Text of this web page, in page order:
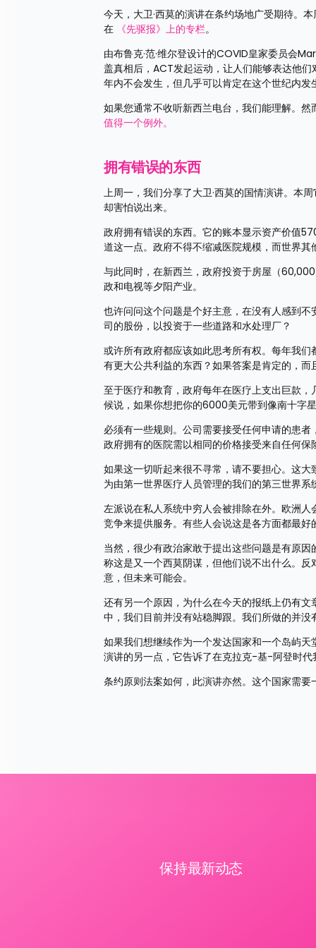
今天，大卫·西莫的演讲在条约场地广受期待。
在 《先驱报》上的专栏。
由布鲁克·范·维尔登设计的COVID皇家委员会
盖真相后，ACT发起运动，让人们能够表达他
年内不会发生，但几乎可以肯定在这个世纪内
如果您通常不收听新西兰电台，我们能理解。
值得一个例外。
拥有错误的东西
上周一，我们分享了大卫·西莫的国情演讲。本
却害怕说出来。
政府拥有错误的东西。它的账本显示资产价值
道这一点。政府不得不缩减医院规模，而世界
与此同时，在新西兰，政府投资于房屋（
政和电视等夕阳产业。
也许问问这个问题是个好主意，在没有人感到
司的股份，以投资于一些道路和水处理厂？
或许所有政府都应该如此思考所有权。每年我
有更大公共利益的东西？如果答案是肯定的，
至于医疗和教育，政府每年在医疗上支出巨款
候说，如果你想把你的6000美元带到像南十字
必须有一些规则。公司需要接受任何申请的患
政府拥有的医院需以相同的价格接受来自任何保
如果这一切听起来很不寻常，请不要担心。这
为由第一世界医疗人员管理的我们的第三世界
左派说在私人系统中穷人会被排除在外。欧洲
竞争来提供服务。有些人会说这是各方面都最好
当然，很少有政治家敢于提出这些问题是有原
称这是又一个西莫阴谋，但他们说不出什么。
意，但未来可能会。
还有另一个原因，为什么在今天的报纸上仍有
中，我们目前并没有站稳脚跟。我们所做的并没
如果我们想继续作为一个发达国家和一个岛屿
演讲的另一点，它告诉了在克拉克-基-阿登时代
条约原则法案如何，此演讲亦然。这个国家需
保持最新动态